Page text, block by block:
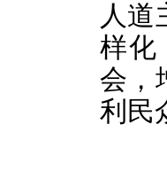
人道
样化
会，
利民